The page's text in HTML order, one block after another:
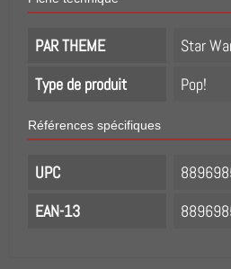
PAR THEME
Star
Type de produit
Pop!
Références spécifiques
UPC
EAN-13